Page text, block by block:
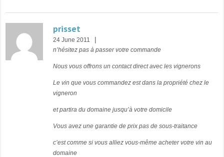
prisset
24 June 2011 |
n’hésitez pas à passer votre commande
Nous vous offrons un contact direct avec les vignerons
Le vin que vous commandez est dans la propriété chez le
vigneron
et partira du domaine jusqu’à votre domicile
Vous avez une garantie de prix pas de sous-traitance
c’est comme si vous alliez vous-même acheter votre vin au
domaine